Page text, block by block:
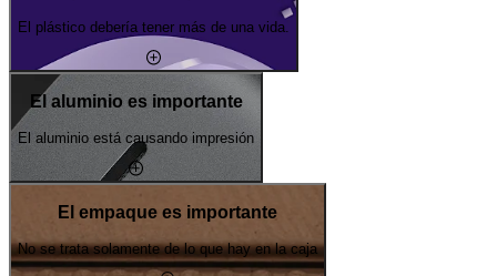
El plástico debería tener más de una vida.
El aluminio es importante
El aluminio está causando impresión
El empaque es importante
No se trata solamente de lo que hay en la caja